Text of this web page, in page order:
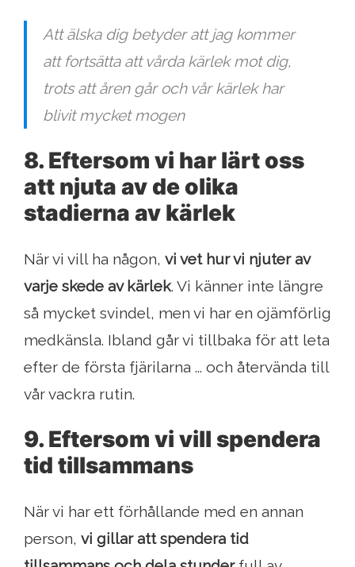
Att älska dig betyder att jag kommer
att fortsätta att vårda kärlek mot dig,
trots att åren går och vår kärlek har
blivit mycket mogen
8. Eftersom vi har lärt oss
att njuta av de olika
stadierna av kärlek
När vi vill ha någon, vi vet hur vi njuter av
varje skede av kärlek. Vi känner inte längre
så mycket svindel, men vi har en ojämförlig
medkänsla. Ibland går vi tillbaka för att leta
efter de första fjärilarna ... och återvända till
vår vackra rutin.
9. Eftersom vi vill spendera
tid tillsammans
När vi har ett förhållande med en annan
person, vi gillar att spendera tid